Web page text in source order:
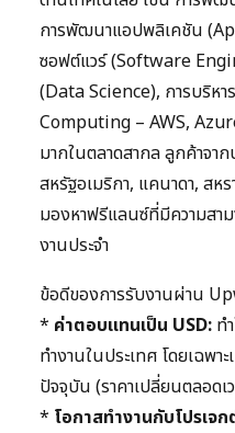
การพัฒนาแอปพลิเคชัน
ซอฟต์แวร์ (Software
(Data Science), การบริหา
Computing – AWS,
มากในตลาดสากล ลูกค้าจา
สหรัฐอเมริกา, แคนาดา, สห
มองหาฟรีแลนซ์ที่มีความสา
งานประจำ
ข้อดีของการรับงานผ่าน
* ค่าตอบแทนเป็น USD: ท
ทำงานในประเทศ โดยเฉพ
ปัจจุบัน (ราคาเปลี่ยนตลอด
* โอกาสทำงานกับโปรเจ